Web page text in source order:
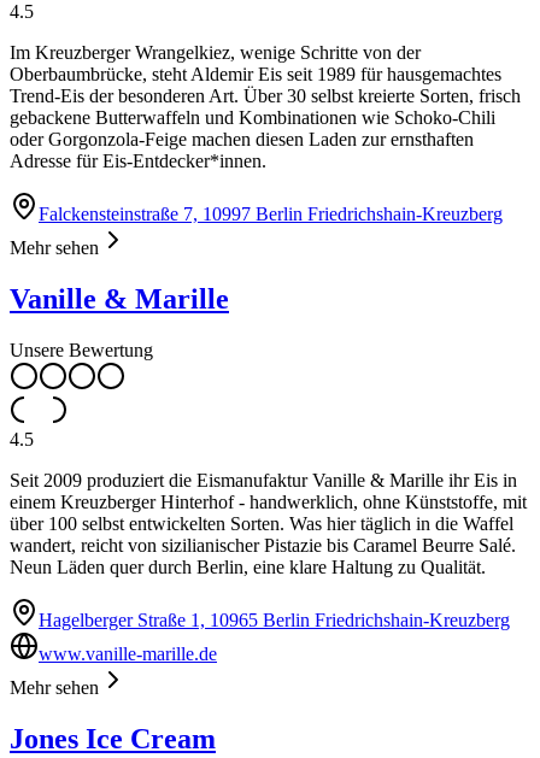
4.5
Im Kreuzberger Wrangelkiez, wenige Schritte von der
Oberbaumbrücke, steht Aldemir Eis seit 1989 für hausgemachtes
Trend-Eis der besonderen Art. Über 30 selbst kreierte Sorten, frisch
gebackene Butterwaffeln und Kombinationen wie Schoko-Chili
oder Gorgonzola-Feige machen diesen Laden zur ernsthaften
Adresse für Eis-Entdecker*innen.
Falckensteinstraße 7, 10997 Berlin Friedrichshain-Kreuzberg
Mehr sehen
Vanille & Marille
Unsere Bewertung
4.5
Seit 2009 produziert die Eismanufaktur Vanille & Marille ihr Eis in
einem Kreuzberger Hinterhof - handwerklich, ohne Künststoffe, mit
über 100 selbst entwickelten Sorten. Was hier täglich in die Waffel
wandert, reicht von sizilianischer Pistazie bis Caramel Beurre Salé.
Neun Läden quer durch Berlin, eine klare Haltung zu Qualität.
Hagelberger Straße 1, 10965 Berlin Friedrichshain-Kreuzberg
www.vanille-marille.de
Mehr sehen
Jones Ice Cream